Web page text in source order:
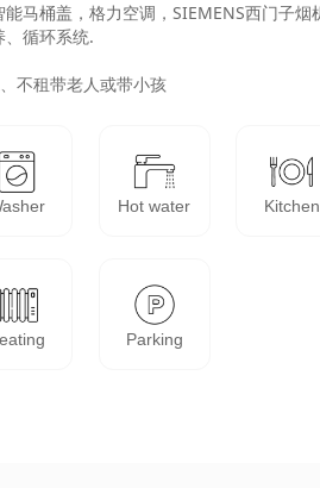
马桶盖，格力空调，SIEMENS西门子烟
循环系统.
Hot water Kitchen
Parking